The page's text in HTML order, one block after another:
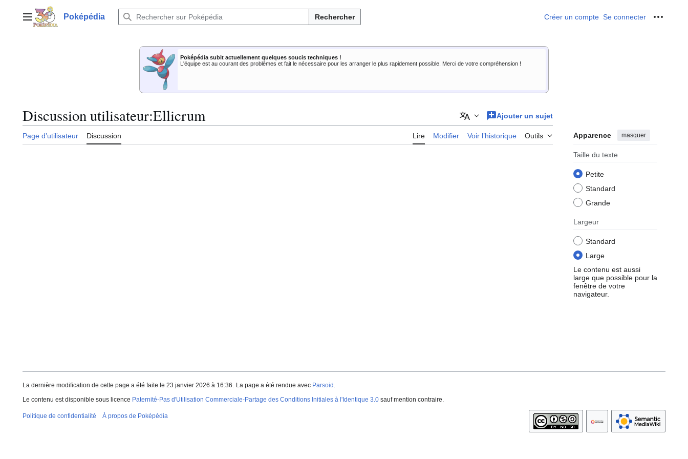
contenuMenu principalPoképédia Rechercher Créer un compte Se connecter Outils
Poképédia subit actuellement quelques soucis techniques !
L'équipe est au courant des problèmes et fait le nécessaire pour les arranger le plus rapidement possible. Merci de votre compréhension !
Discussion utilisateur:Ellicrum Ajouter des langues
Ajouter un sujet
Page d’utilisateur Discussion Lire Modifier Voir l’historique Outils Apparence masquer
Taille du texte
Petite
Standard
Grande
Largeur
Standard
Large
Le contenu est aussi
large que possible pour la
fenêtre de votre
navigateur.
La dernière modification de cette page a été faite le 23 janvier 2026 à 16:36. La page a été rendue avec Parsoid .
Le contenu est disponible sous licence Paternité-Pas d'Utilisation Commerciale-Partage des Conditions Initiales à l'Identique 3.0 sauf mention contraire.
Politique de confidentialité À propos de Poképédia